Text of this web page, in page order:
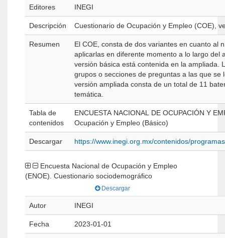
Editores INEGI
Descripción Cuestionario de Ocupación y Empleo (COE),
Resumen
El COE, consta de dos variantes en cuanto al
aplicarlas en diferente momento a lo largo del
versión básica está contenida en la ampliada.
grupos o secciones de preguntas a las que se
versión ampliada consta de un total de 11
temática.
Tabla de
contenidos
ENCUESTA NACIONAL DE OCUPACIÓN Y
Ocupación y Empleo (Básico)
Descargar https://www.inegi.org.mx/contenidos/
(ENOE). Cuestionario sociodemográfico
Descargar
Autor INEGI
Fecha 2023-01-01